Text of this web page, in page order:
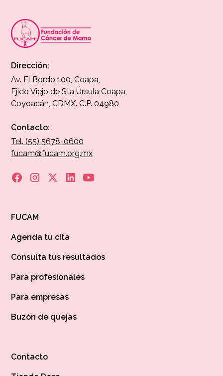
Dirección:
Av. El Bordo 100, Coapa,
Ejido Viejo de Sta Úrsula Coapa,
Coyoacán, CDMX. C.P. 04980
Contacto:
Tel. (55) 5678-0600
fucam@fucam.org.mx
FUCAM
Agenda tu cita
Consulta tus resultados
Para profesionales
Para empresas
Buzón de quejas
Contacto